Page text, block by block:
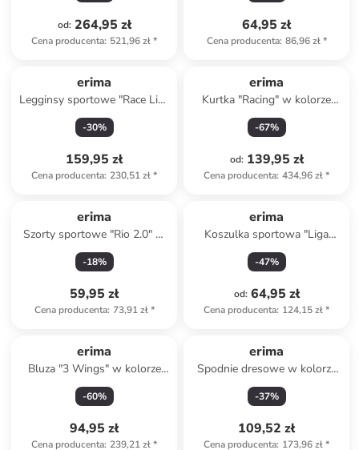
od: 264,95 zł
Cena producenta: 521,96 zł*
64,95 zł
Cena producenta: 86,96 zł*
erima
Legginsy sportowe "Race Line
2.0" w kolorze czarnym
-30%
159,95 zł
Cena producenta: 230,51 zł*
erima
Kurtka "Racing" w kolorze
czarnym do biegania
-67%
od: 139,95 zł
Cena producenta: 434,96 zł*
erima
Szorty sportowe "Rio 2.0" w
kolorze granatowym
-18%
59,95 zł
Cena producenta: 73,91 zł*
erima
Koszulka sportowa "Liga
Trikot" w kolorze szarym
-47%
od: 64,95 zł
Cena producenta: 124,15 zł*
erima
Bluza "3 Wings" w kolorze
granatowym
-60%
94,95 zł
Cena producenta: 239,21 zł*
erima
Spodnie dresowe w kolorze
szarym
-37%
109,52 zł
Cena producenta: 173,96 zł*